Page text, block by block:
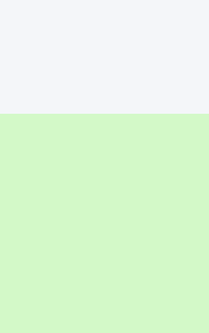
16,7
USB-